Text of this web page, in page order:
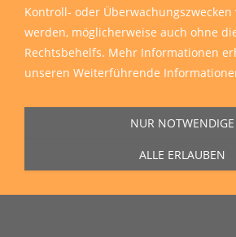
Kontroll- oder
werden, möglicherweise auch ohne
Rechtsbehelfs. Mehr Informationen
unseren Weiterführende
NUR NOTWENDIGE
ALLE ERLAUBEN